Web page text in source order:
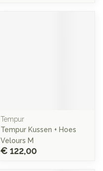
Tempur
Tempur Kussen + Hoes
Velours M
€ 122,00